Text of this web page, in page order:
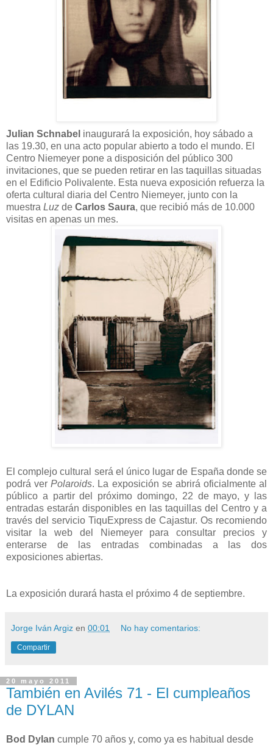
Julian Schnabel inaugurará la exposición, hoy sábado a
las 19.30, en una acto popular abierto a todo el mundo. El
Centro Niemeyer pone a disposición del público 300
invitaciones, que se pueden retirar en las taquillas situadas
en el Edificio Polivalente. Esta nueva exposición refuerza la
oferta cultural diaria del Centro Niemeyer, junto con la
muestra Luz de Carlos Saura, que recibió más de 10.000
visitas en apenas un mes.
El complejo cultural será el único lugar de España donde se
podrá verPolaroids. La exposición se abrirá oficialmente al
público a partir del próximo domingo, 22 de mayo, y las
entradas estarán disponibles en las taquillas del Centro y a
través del servicio TiquExpress de Cajastur. Os recomiendo
visitar la web del Niemeyer para consultar precios y
enterarse de las entradas combinadas a las dos
exposiciones abiertas.
La exposición durará hasta el próximo 4 de septiembre.
Jorge Iván Argiz en 00:01 No hay comentarios:
Compartir
20 mayo 2011
También en Avilés 71 - El cumpleaños
de DYLAN
Bod Dylan cumple 70 años y, como ya es habitual desde